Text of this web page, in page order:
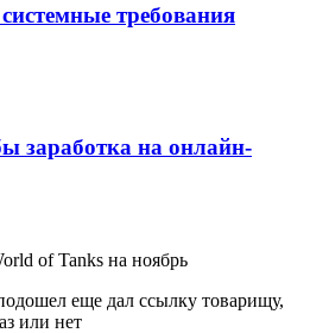
требования
заработка на онлайн-
of Tanks на ноябрь
еще дал ссылку товарищу,
или нет